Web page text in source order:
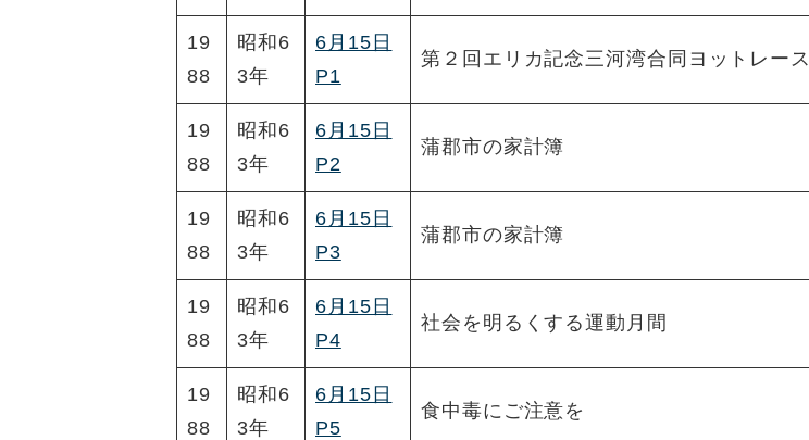
19
88
昭和6
3年
6月15日
P1
第２回エリカ記念三河湾合同ヨットレース
19
88
昭和6
3年
6月15日
P2
蒲郡市の家計簿
19
88
昭和6
3年
6月15日
P3
蒲郡市の家計簿
19
88
昭和6
3年
6月15日
P4
社会を明るくする運動月間
19
88
昭和6
3年
6月15日
P5
食中毒にご注意を